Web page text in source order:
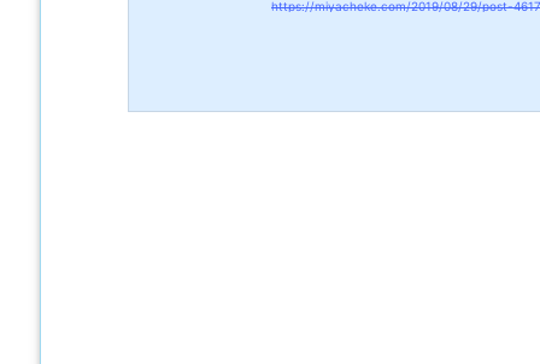
https://miyacheke.com/2019/08/29/post-4617